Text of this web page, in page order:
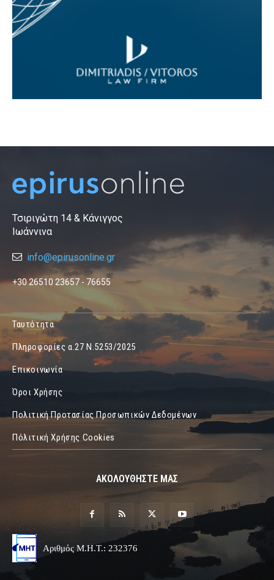
Τσιριγώτη 14 & Κάνιγγος
Ιωάννινα
info@epirusonline.gr
+30 26510 23657 - 76655
Ταυτότητα
Πληροφορίες α.27 Ν.5253/2025
Επικοινωνία
Όροι Χρήσης
Πολιτική Προτασίας Προσωπικών Δεδομένων
Πόλιτική Χρήσης Cookies
ΑΚΟΛΟΥΘΗΣΤΕ ΜΑΣ
Αριθμός Μ.Η.Τ.: 232376